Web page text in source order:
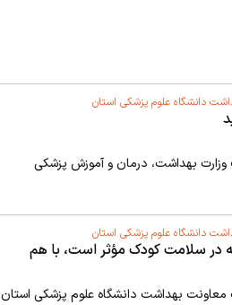
دانشگاه علوم پزشکی استان
بهداشت، درمان و آموزش پزشکی
دانشگاه علوم پزشکی استان
در سلامت کودک مؤثر است، با هم
بهداشت دانشگاه علوم پزشکی استان